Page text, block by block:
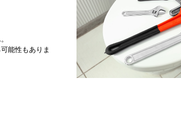
能性もありま